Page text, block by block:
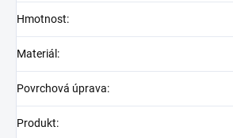
Hmotnost:
Materiál :
Povrchová úprava:
Produkt: